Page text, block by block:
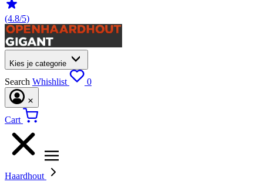
(4.8/5)
Kies je categorie
Search Whishlist 0
Cart
Haardhout